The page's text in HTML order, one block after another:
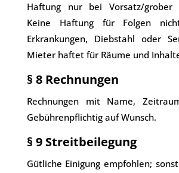
Haftung nur bei Vorsatz/grober
Keine Haftung für Folgen
Erkrankungen, Diebstahl oder
Mieter haftet für Räume und
§ 8 Rechnungen
Rechnungen mit Name,
Gebührenpflichtig auf Wunsch.
§ 9 Streitbeilegung
Gütliche Einigung empfohlen;